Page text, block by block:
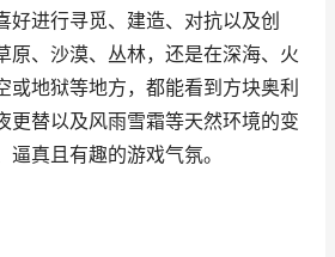
好进行寻觅、建造、对抗以及创
原、沙漠、丛林，还是在深海、火
或地狱等地方，都能看到方块奥利
更替以及风雨雪霜等天然环境的变
真且有趣的游戏气氛。